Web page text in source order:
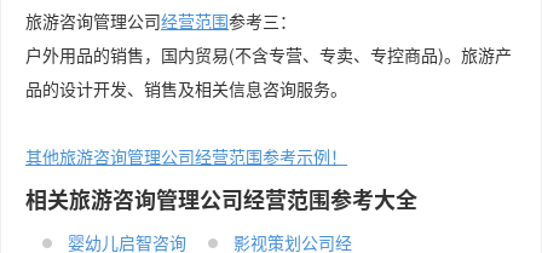
旅游咨询管理公司经营范围参考三：
户外用品的销售，国内贸易(不含专营、专卖、专控商品)。旅游产
品的设计开发、销售及相关信息咨询服务。
其他旅游咨询管理公司经营范围参考示例！
相关旅游咨询管理公司经营范围参考大全
婴幼儿启智咨询
影视策划公司经